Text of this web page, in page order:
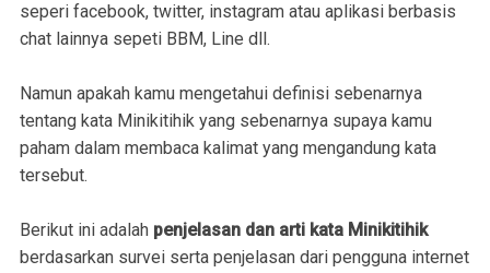
seperi facebook, twitter, instagram atau aplikasi berbasis
chat lainnya sepeti BBM, Line dll.
Namun apakah kamu mengetahui definisi sebenarnya
tentang kata Minikitihik yang sebenarnya supaya kamu
paham dalam membaca kalimat yang mengandung kata
tersebut.
Berikut ini adalah penjelasan dan arti kata Minikitihik
berdasarkan survei serta penjelasan dari pengguna internet